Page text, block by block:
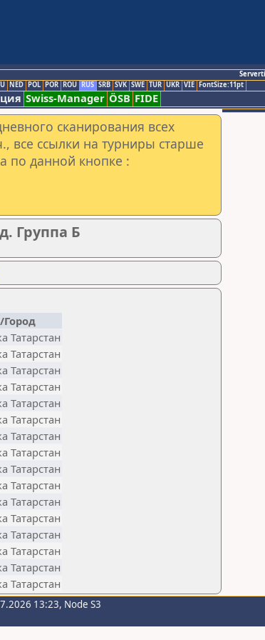
NED POL POR ROU RUS SRB SVK SWE TUR UKR VIE FontSize:11pt
Swiss-Manager ÖSB FIDE
сканирования всех
все ссылки на турниры старше
по данной кнопке :
Группа Б
Город
Татарстан
Татарстан
Татарстан
Татарстан
Татарстан
Татарстан
Татарстан
Татарстан
Татарстан
Татарстан
Татарстан
Татарстан
Татарстан
Татарстан
Татарстан
Татарстан
13:23, Node S3